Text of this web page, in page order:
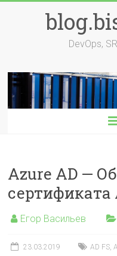
содержимому
DevOps,
Azure AD —
сертификата
Егор Васильев
23.03.2019 AD FS,